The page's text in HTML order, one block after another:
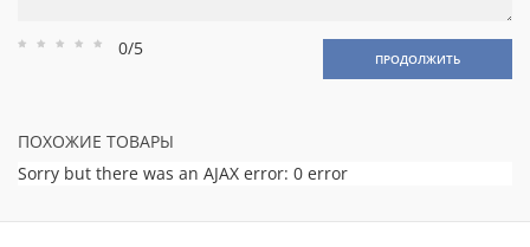
Рейтинг
Рейтинг
Рейтинг
Рейтинг
Рейтинг
0/5 ПРОДОЛЖИТЬ
ПОХОЖИЕ ТОВАРЫ
Sorry but there was an AJAX error: 0 error